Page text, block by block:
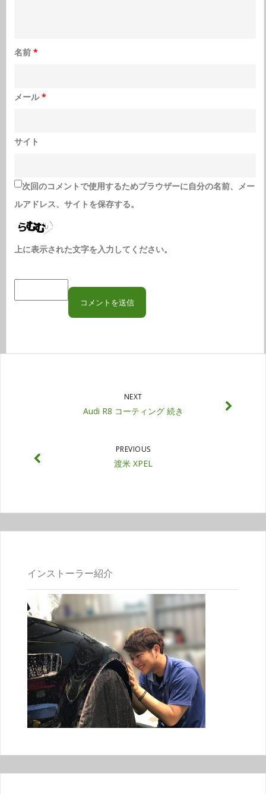
名前 *
メール*
サイト
次回のコメントで使用するためブラウザーに自分の名前、メー
ルアドレス、サイトを保存する。
上に表示された文字を入力してください。
NEXT
Audi R8 コーティング 続き
PREVIOUS
渡米 XPEL
インストーラー紹介